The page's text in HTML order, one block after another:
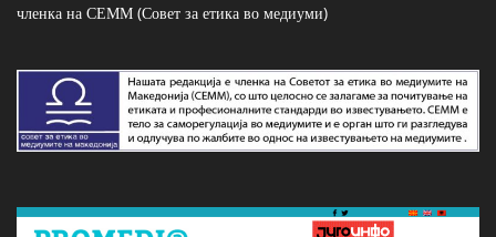
членка на СЕММ (Совет за етика во медиуми)